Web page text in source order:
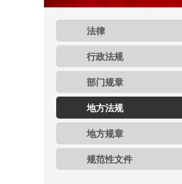
法律
行政法规
部门规章
地方法规
地方规章
规范性文件